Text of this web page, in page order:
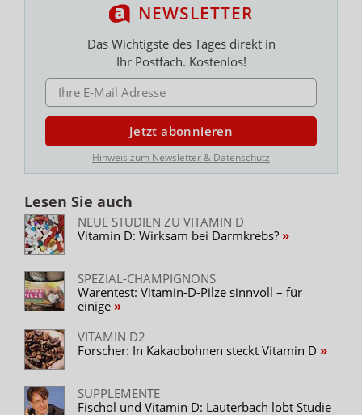
NEWSLETTER
Das Wichtigste des Tages direkt in
Ihr Postfach. Kostenlos!
E-MAIL ADRESSE
Jetzt abonnieren
Hinweis zum Newsletter & Datenschutz
Lesen Sie auch
NEUE STUDIEN ZU VITAMIN D
Vitamin D: Wirksam bei Darmkrebs?
SPEZIAL-CHAMPIGNONS
Warentest: Vitamin-D-Pilze sinnvoll – für
einige
VITAMIN D2
Forscher: In Kakaobohnen steckt Vitamin D
SUPPLEMENTE
Fischöl und Vitamin D: Lauterbach lobt Studie